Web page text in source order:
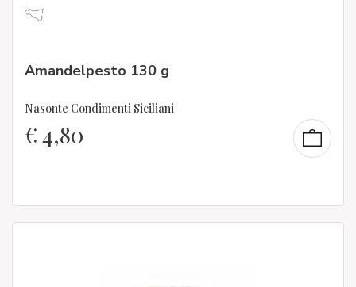
Amandelpesto 130 g
Nasonte Condimenti Siciliani
€4,80